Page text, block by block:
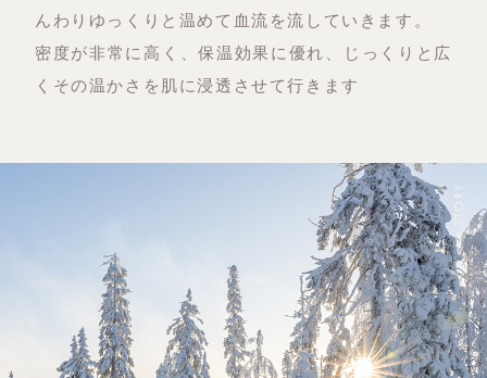
んわりゆっくりと温めて血流を流していきます。
密度が非常に高く、保温効果に優れ、じっくりと広
くその温かさを肌に浸透させて行きます